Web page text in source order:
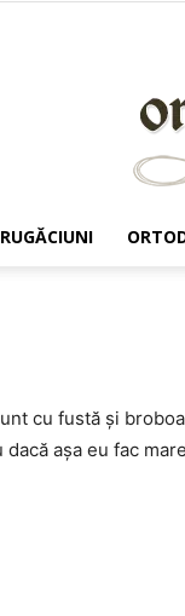
RUGĂCIUNI
cu fustă şi
aşa eu fac